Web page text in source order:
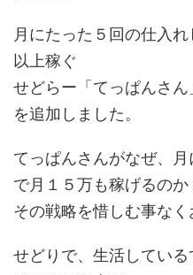
月にたった５回の仕入
以上稼ぐ
せどらー「てっぱんさ
を追加しました。
てっぱんさんがなぜ、
で月１５万も稼げるのか
その戦略を惜しむ事なく
せどりで、生活してい